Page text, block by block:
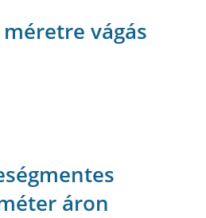
vágás
áron